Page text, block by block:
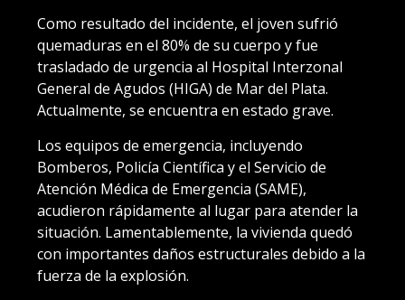
Como resultado del incidente, el joven sufrió
quemaduras en el 80% de su cuerpo y fue
trasladado de urgencia al Hospital Interzonal
General de Agudos (HIGA) de Mar del Plata.
Actualmente, se encuentra en estado grave.
Los equipos de emergencia, incluyendo
Bomberos, Policía Científica y el Servicio de
Atención Médica de Emergencia (SAME),
acudieron rápidamente al lugar para atender la
situación. Lamentablemente, la vivienda quedó
con importantes daños estructurales debido a la
fuerza de la explosión.